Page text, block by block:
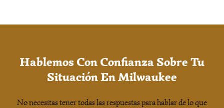
Hablemos Con Confianza Sobre Tu
Situación En Milwaukee
No necesitas tener todas las respuestas para hablar de lo que